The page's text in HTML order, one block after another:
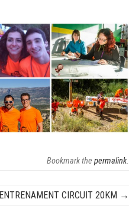
Bookmark the permalink.
ENTRENAMENT CIRCUIT 20KM →